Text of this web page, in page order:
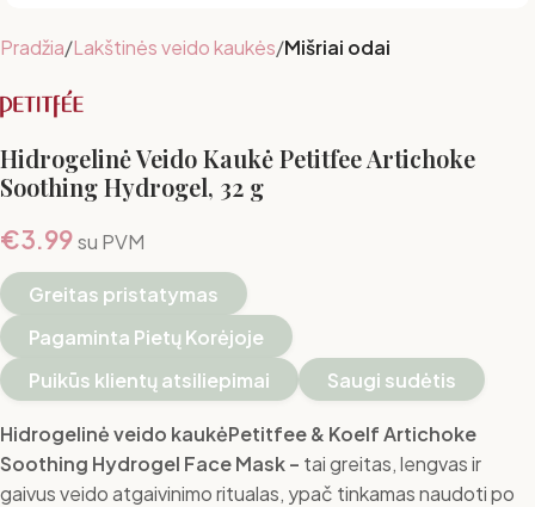
Pradžia Lakštinės veido kaukės Mišriai odai
Hidrogelinė Veido Kaukė Petitfee Artichoke
Soothing Hydrogel, 32 g
€3.99su PVM
Greitas pristatymas
Pagaminta Pietų Korėjoje
Puikūs klientų atsiliepimai
Saugi sudėtis
Hidrogelinė veido kaukėPetitfee & Koelf Artichoke
Soothing Hydrogel Face Mask – tai greitas, lengvas ir
gaivus veido atgaivinimo ritualas, ypač tinkamas naudoti po